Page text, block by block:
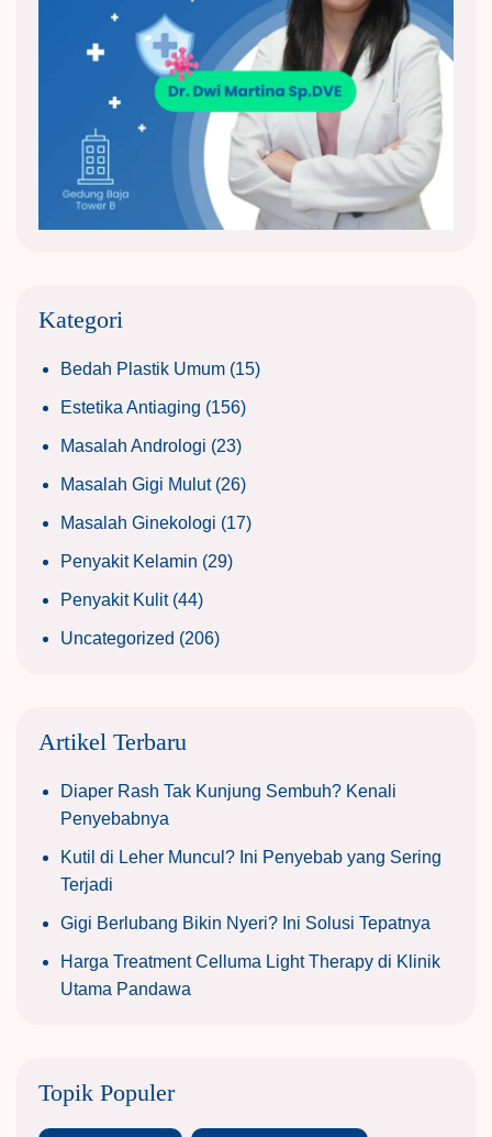
Kategori
Bedah Plastik Umum (15)
Estetika Antiaging (156)
Masalah Andrologi (23)
Masalah Gigi Mulut(26)
Masalah Ginekologi (17)
Penyakit Kelamin (29)
Penyakit Kulit(44)
Uncategorized (206)
Artikel Terbaru
Diaper Rash Tak Kunjung Sembuh? Kenali
Penyebabnya
Kutil di Leher Muncul? Ini Penyebab yang Sering
Terjadi
Gigi Berlubang Bikin Nyeri? Ini Solusi Tepatnya
Harga Treatment Celluma Light Therapy di Klinik
Utama Pandawa
Topik Populer